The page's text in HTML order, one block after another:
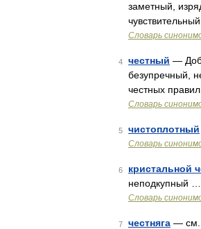
заметный,
Словарь
4 честный —
безупречный,
честных
Словарь
5 чистоплотный
Словарь
6 кристальной
неподкупный …
Словарь
7 честняга — см.